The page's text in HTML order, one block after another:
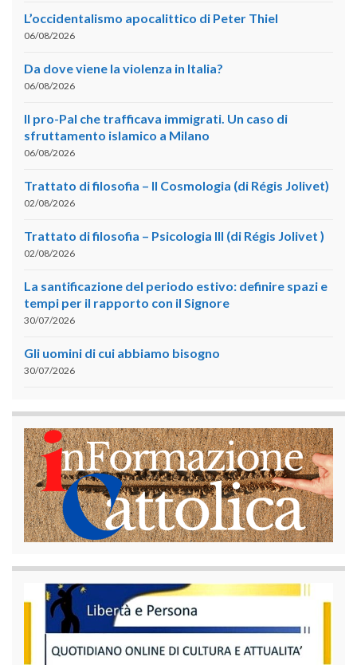
L’occidentalismo apocalittico di Peter Thiel
06/08/2026
Da dove viene la violenza in Italia?
06/08/2026
Il pro-Pal che trafficava immigrati. Un caso di
sfruttamento islamico a Milano
06/08/2026
Trattato di filosofia – II Cosmologia (di Régis Jolivet)
02/08/2026
Trattato di filosofia – Psicologia III (di Régis Jolivet )
02/08/2026
La santificazione del periodo estivo: definire spazi e
tempi per il rapporto con il Signore
30/07/2026
Gli uomini di cui abbiamo bisogno
30/07/2026